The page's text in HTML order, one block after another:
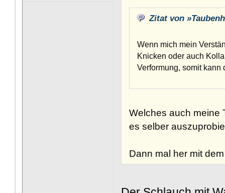
Zitat von
Wenn mich mein
Knicken oder auch
Verformung, somit
Welches auch meine
es selber
Dann mal her mit